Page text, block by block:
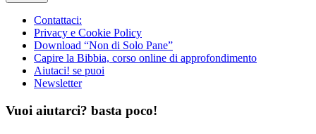
Contattaci:
Privacy e Cookie Policy
Download “Non di Solo Pane”
Capire la Bibbia, corso online di approfondimento
Aiutaci! se puoi
Newsletter
Vuoi aiutarci? basta poco!